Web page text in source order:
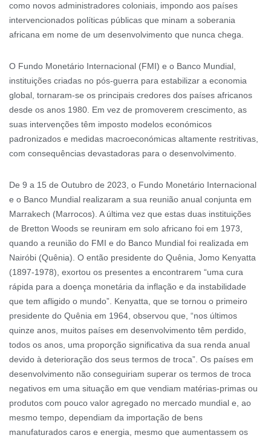
como novos administradores coloniais, impondo aos países
intervencionados políticas públicas que minam a soberania
africana em nome de um desenvolvimento que nunca chega.
O Fundo Monetário Internacional (FMI) e o Banco Mundial,
instituições criadas no pós-guerra para estabilizar a economia
global, tornaram-se os principais credores dos países africanos
desde os anos 1980. Em vez de promoverem crescimento, as
suas intervenções têm imposto modelos económicos
padronizados e medidas macroeconómicas altamente restritivas,
com consequências devastadoras para o desenvolvimento.
De 9 a 15 de Outubro de 2023, o Fundo Monetário Internacional
e o Banco Mundial realizaram a sua reunião anual conjunta em
Marrakech (Marrocos). A última vez que estas duas instituições
de Bretton Woods se reuniram em solo africano foi em 1973,
quando a reunião do FMI e do Banco Mundial foi realizada em
Nairóbi (Quênia). O então presidente do Quênia, Jomo Kenyatta
(1897-1978), exortou os presentes a encontrarem “uma cura
rápida para a doença monetária da inflação e da instabilidade
que tem afligido o mundo”. Kenyatta, que se tornou o primeiro
presidente do Quênia em 1964, observou que, “nos últimos
quinze anos, muitos países em desenvolvimento têm perdido,
todos os anos, uma proporção significativa da sua renda anual
devido à deterioração dos seus termos de troca”. Os países em
desenvolvimento não conseguiriam superar os termos de troca
negativos em uma situação em que vendiam matérias-primas ou
produtos com pouco valor agregado no mercado mundial e, ao
mesmo tempo, dependiam da importação de bens
manufaturados caros e energia, mesmo que aumentassem os